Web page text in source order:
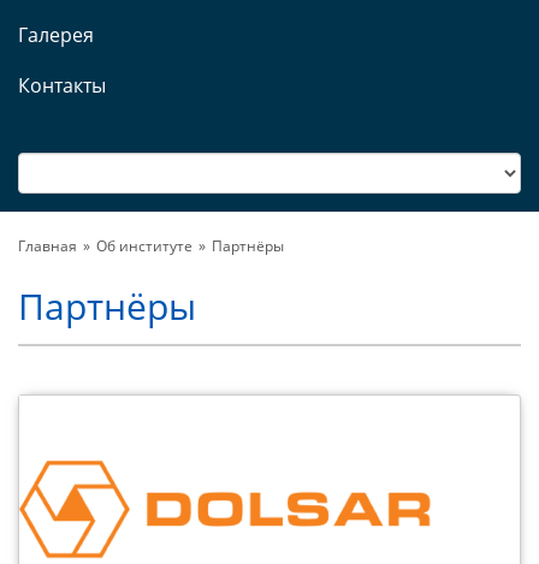
Галерея
Контакты
Главная Об институте Партнёры
Партнёры